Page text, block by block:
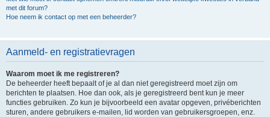
met dit forum?
Hoe neem ik contact op met een beheerder?
Aanmeld- en registratievragen
Waarom moet ik me registreren?
De beheerder heeft bepaalt of je al dan niet geregistreerd moet zijn om
berichten te plaatsen. Hoe dan ook, als je geregistreerd bent kun je meer
functies gebruiken. Zo kun je bijvoorbeeld een avatar opgeven, privéberichten
sturen, andere gebruikers e-mailen, lid worden van gebruikersgroepen, enz.